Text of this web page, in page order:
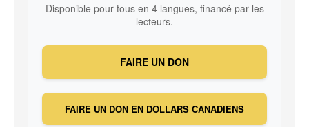
Disponible pour tous en 4 langues, financé par les
lecteurs.
FAIRE UN DON
FAIRE UN DON EN DOLLARS CANADIENS